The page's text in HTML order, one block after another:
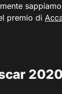
premio di
2020